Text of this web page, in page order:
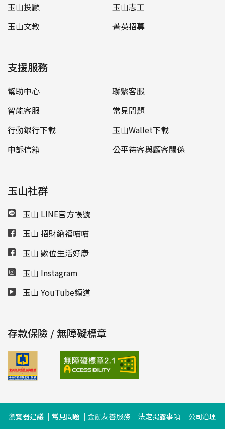
玉山投顧
玉山志工
玉山文教
菁英招募
支援服務
幫助中心
聯繫客服
智能客服
常見問題
行動銀行下載
玉山Wallet下載
申訴信箱
公平待客與顧客關係
玉山社群
玉山 LINE官方帳號
玉山 招財納福喵喵
玉山 數位生活好康
玉山 Instagram
玉山 YouTube頻道
存款保險 / 無障礙標章
瀏覽器建議 常見問題 金融友善服務 法定揭露事項 公司治理